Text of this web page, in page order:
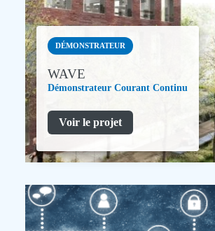
DÉMONSTRATEUR
WAVE
Démonstrateur Courant Continu
Voir le projet